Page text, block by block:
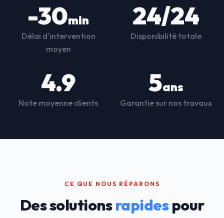
-30min
Délai d'intervention
moyen
24/24
Disponibilité totale
4.9
Note moyenne clients
5ans
Garantie sur nos travaux
CE QUE NOUS RÉPARONS
Des solutionsrapidespour